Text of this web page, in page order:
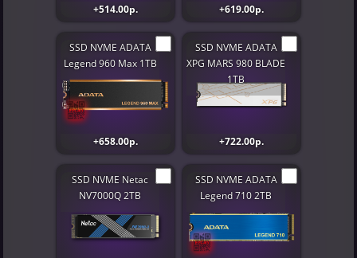
+514.00р. +619.00р.
SSD NVME ADATA
Legend 960 Max 1TB
+658.00р.
SSD NVME ADATA
XPG MARS 980 BLADE
1TB
+722.00р.
SSD NVME Netac
NV7000Q 2TB
SSD NVME ADATA
Legend 710 2TB